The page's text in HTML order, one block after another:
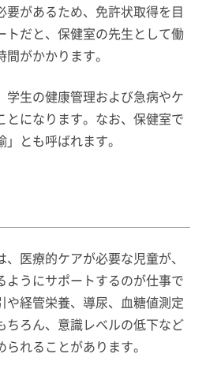
要があるため、免許状取得を目
トだと、保健室の先生として働
がかかります。
学生の健康管理および急病やケ
とになります。なお、保健室で
とも呼ばれます。
医療的ケアが必要な児童が、
ようにサポートするのが仕事で
や経管栄養、導尿、血糖値測定
ちろん、意識レベルの低下など
れることがあります。